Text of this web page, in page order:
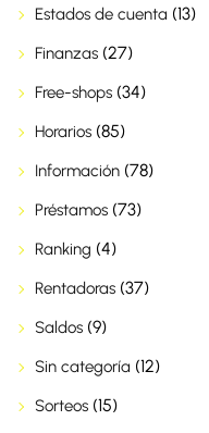
Estados de cuenta (13)
Finanzas (27)
Free-shops (34)
Horarios (85)
Información (78)
Préstamos (73)
Ranking (4)
Rentadoras (37)
Saldos (9)
Sin categoría (12)
Sorteos (15)